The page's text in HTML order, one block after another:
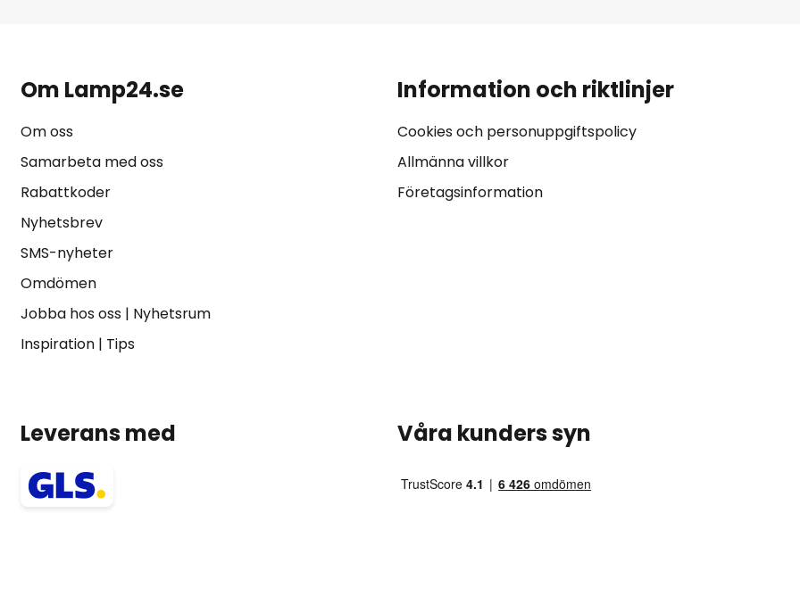
Om Lamp24.se
Om oss
Samarbeta med oss
Rabattkoder
Nyhetsbrev
SMS-nyheter
Omdömen
Jobba hos oss| Nyhetsrum
Inspiration| Tips
Information och riktlinjer
Cookies och personuppgiftspolicy
Allmänna villkor
Företagsinformation
Leverans med Våra kunders syn